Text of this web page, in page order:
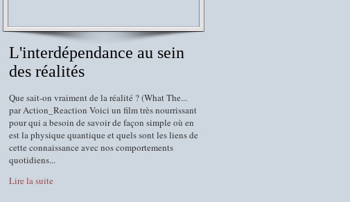
L'interdépendance au sein
des réalités
Que sait-on vraiment de la réalité ? (What The...
par Action_Reaction Voici un film très nourrissant
pour qui a besoin de savoir de façon simple où en
est la physique quantique et quels sont les liens de
cette connaissance avec nos comportements
quotidiens...
Lire la suite